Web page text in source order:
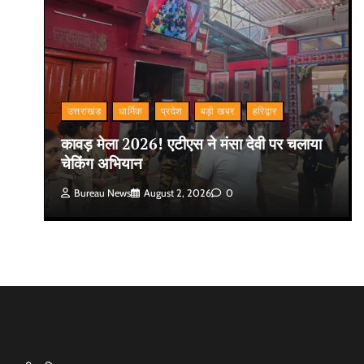
उत्तराखंड धार्मिक प्रदेश बड़ी खबर हरिद्वार
कावड़ मेला 2026! एटीएस ने मंसा देवी पर चलाया
चेकिंग अभियान
Bureau News August 2, 2026 0